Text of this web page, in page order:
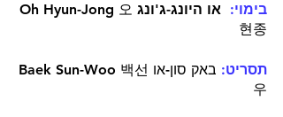
בימוי: או היונג-ג'ונג Oh Hyun-Jong 오
현종
תסריט:
באק סון-או Baek Sun-Woo 백선
우